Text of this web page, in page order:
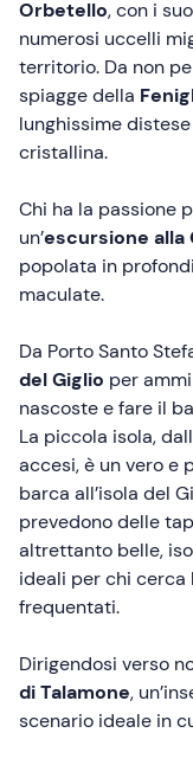
Orbetello, con i
numerosi uccelli
territorio. Da non
spiagge della
lunghissime
cristallina.
Chi ha la passione
un’escursione alla
popolata in
maculate.
Da Porto Santo
del Giglio per
nascoste e fare il
La piccola isola,
accesi, è un vero e
barca all’isola del
prevedono delle
altrettanto belle,
ideali per chi
frequentati.
Dirigendosi verso
di Talamone,
scenario ideale in